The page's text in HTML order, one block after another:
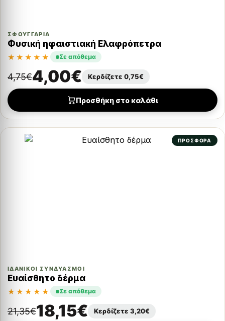
ΣΦΟΥΓΓΆΡΙΑ
Φυσική ηφαιστιακή Ελαφρόπετρα
★★★★★ Σε απόθεμα
4,75€4,00€ Κερδίζετε 0,75€
Προσθήκη στο καλάθι
ΠΡΟΣΦΟΡΑ
ΙΔΑΝΙΚΟΊ ΣΥΝΔΥΑΣΜΟΊ
Ευαίσθητο δέρμα
★★★★★ Σε απόθεμα
21,35€18,15€ Κερδίζετε 3,20€